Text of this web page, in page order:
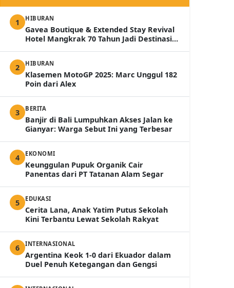
1 HIBURAN
Gavea Boutique & Extended Stay Revival
Hotel Mangkrak 70 Tahun Jadi Destinasi
2
HIBURAN
Klasemen MotoGP 2025: Marc Unggul 182
Poin dari Alex
3 BERITA
Banjir di Bali Lumpuhkan Akses Jalan ke
Gianyar: Warga Sebut Ini yang Terbesar
4 EKONOMI
Keunggulan Pupuk Organik Cair
Panentas dari PT Tatanan Alam Segar
5 EDUKASI
Cerita Lana, Anak Yatim Putus Sekolah
Kini Terbantu Lewat Sekolah Rakyat
6 INTERNASIONAL
Argentina Keok 1-0 dari Ekuador dalam
Duel Penuh Ketegangan dan Gengsi